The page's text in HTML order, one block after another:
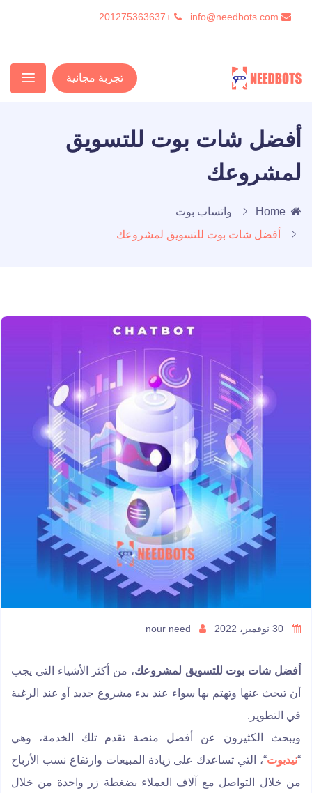
+201275363637
تجربة مجانية
أفضل شات بوت للتسويق
لمشروعك
Home
واتساب بوت
أفضل شات بوت للتسويق لمشروعك
30 نوفمبر، 2022
أفضل شات بوت للتسويق لمشروعك، من أكثر الأشياء التي يجب
أن تبحث عنها وتهتم بها سواء عند بدء مشروع جديد أو عند الرغبة
في التطوير.
ويبحث الكثيرون عن أفضل منصة تقدم تلك الخدمة، وهي
“نيدبوت“، التي تساعدك على زيادة المبيعات وارتفاع نسب الأرباح
من خلال التواصل مع آلاف العملاء بضغطة زر واحدة من خلال